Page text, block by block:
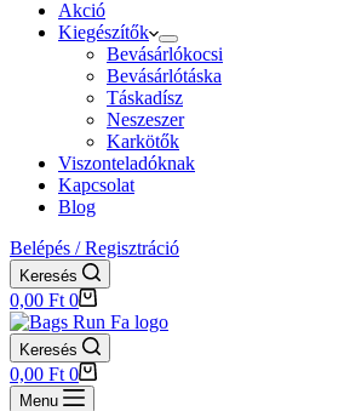
Akció
Kiegészítők
Bevásárlókocsi
Bevásárlótáska
Táskadísz
Neszeszer
Karkötők
Viszonteladóknak
Kapcsolat
Blog
Belépés / Regisztráció
Keresés
Shopping
cart
0,00 Ft 0
Keresés
Shopping
cart
0,00 Ft 0
Menu